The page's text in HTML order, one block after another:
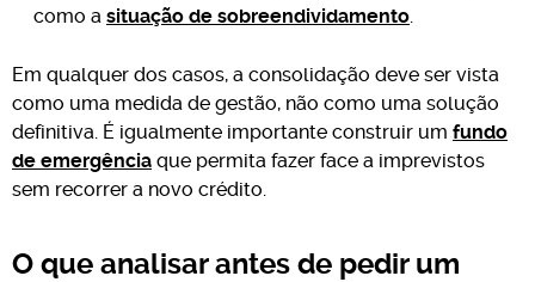
como a situação de sobreendividamento
Em qualquer dos casos, a consolidação deve ser vista
como uma medida de gestão, não como uma solução
definitiva. É igualmente importante construir um fundo
de emergência que permita fazer face a imprevistos
sem recorrer a novo crédito.
O que analisar antes de pedir um